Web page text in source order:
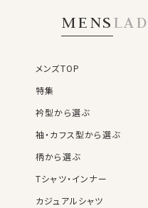
MENS
メンズTOP
特集
衿型から選ぶ
袖・カフス型から選ぶ
柄から選ぶ
Tシャツ・インナー
カジュアルシャツ